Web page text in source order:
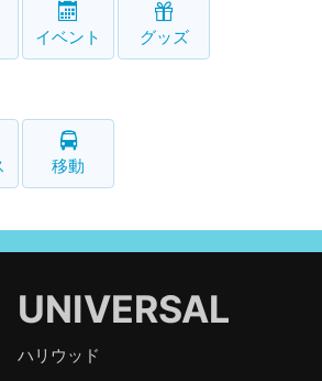
イベント グッズ
移動
UNIVERSAL
ハリウッド